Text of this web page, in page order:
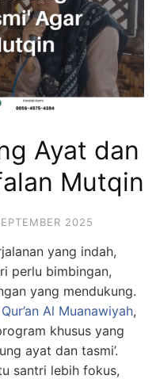
Ayat dan
Mutqin
2025
yang indah,
perlu bimbingan,
yang mendukung.
Al Muanawiyah,
khusus yang
ayat dan tasmi’.
santri lebih fokus,